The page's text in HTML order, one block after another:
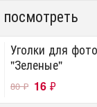
Уголки для
"Зеленые"
80₽ 16 ₽